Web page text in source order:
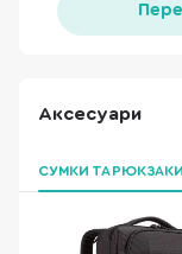
Аксесуари
СУМКИ ТА